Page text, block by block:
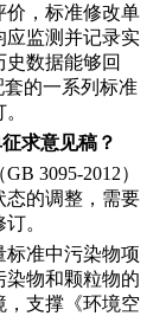
价，标准修改单
应监测并记录实
数据能够回
的一系列标准
求意见稿？
3095-2012）
态的调整，需要
。
准中污染物项
染物和颗粒物的
，支撑《环境空